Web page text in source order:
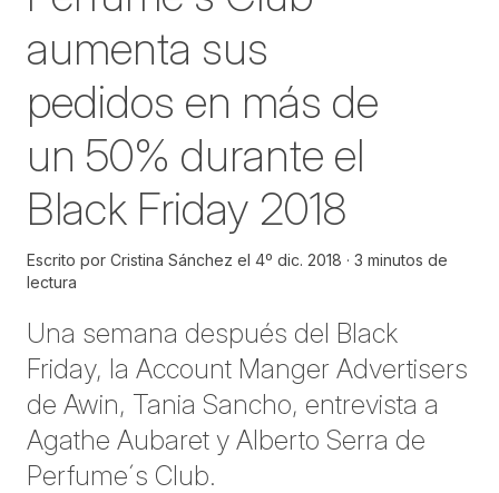
aumenta sus
pedidos en más de
un 50% durante el
Black Friday 2018
Escrito por Cristina Sánchez el 4º dic. 2018
3 minutos de
lectura
Una semana después del Black
Friday, la Account Manger Advertisers
de Awin, Tania Sancho, entrevista a
Agathe Aubaret y Alberto Serra de
Perfume´s Club.